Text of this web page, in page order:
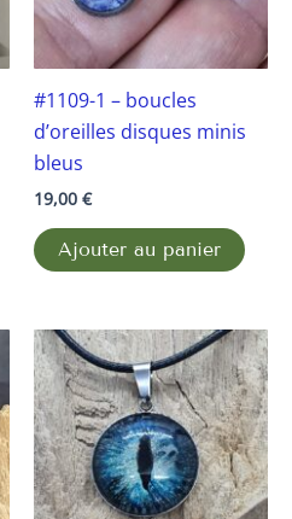
#1109-1 – boucles
d’oreilles disques minis
bleus
19,00 €
Ajouter au panier